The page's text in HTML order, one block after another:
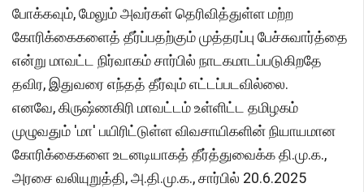
போக்கவும், மேலும் அவர்கள் தெரிவித்துள்ள மற்ற
கோரிக்கைகளைத் தீர்ப்பதற்கும் முத்தரப்பு பேச்சுவார்த்தை
என்று மாவட்ட நிர்வாகம் சார்பில் நாடகமாடப்படுகிறதே
தவிர, இதுவரை எந்தத் தீர்வும் எட்டப்படவில்லை.
எனவே, கிருஷ்ணகிரி மாவட்டம் உள்ளிட்ட தமிழகம்
முழுவதும் 'மா' பயிரிட்டுள்ள விவசாயிகளின் நியாயமான
கோரிக்கைகளை உடனடியாகத் தீர்த்துவைக்க தி.மு.க.,
அரசை வலியுறுத்தி, அ.தி.மு.க., சார்பில் 20.6.2025